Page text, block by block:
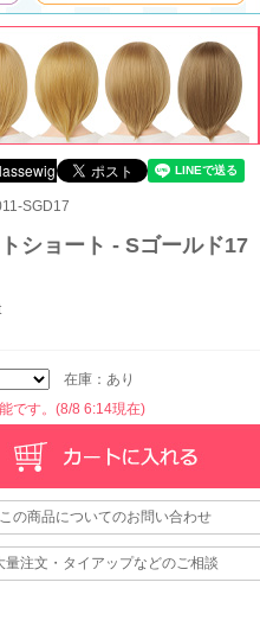
SGD17
ショート - Sゴールド17
在庫：あり
です。(8/8 6:14現在)
この商品についてのお問い合わせ
量注文・タイアップなどのご相談